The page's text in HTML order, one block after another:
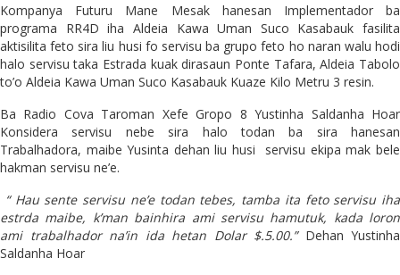
Kompanya Futuru Mane Mesak hanesan Implementador ba
programa RR4D iha Aldeia Kawa Uman Suco Kasabauk fasilita
aktisilita feto sira liu husi fo servisu ba grupo feto ho naran walu hodi
halo servisu taka Estrada kuak dirasaun Ponte Tafara, Aldeia Tabolo
to’o Aldeia Kawa Uman Suco Kasabauk Kuaze Kilo Metru 3 resin.
Ba Radio Cova Taroman Xefe Gropo 8 Yustinha Saldanha Hoar
Konsidera servisu nebe sira halo todan ba sira hanesan
Trabalhadora, maibe Yusinta dehan liu husi servisu ekipa mak bele
hakman servisu ne’e.
“ Hau sente servisu ne’e todan tebes, tamba ita feto servisu iha
estrda maibe, k’man bainhira ami servisu hamutuk, kada loron
ami trabalhador na’in ida hetan Dolar $.5.00.”Dehan Yustinha
Saldanha Hoar